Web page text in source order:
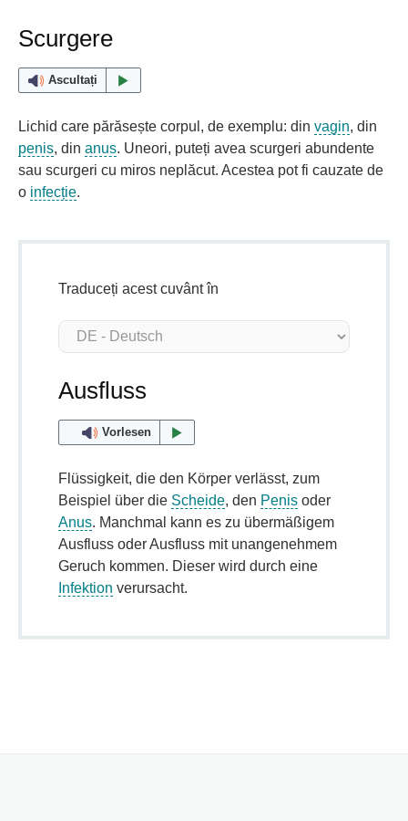
Scurgere
Ascultați
Lichid care părăsește corpul, de exemplu: din vagin, din
penis, din anus. Uneori, puteți avea scurgeri abundente
sau scurgeri cu miros neplăcut. Acestea pot fi cauzate de
o infecție.
Traduceți acest cuvânt în
Ausfluss
Vorlesen
Flüssigkeit, die den Körper verlässt, zum
Beispiel über die Scheide, den Penis oder
Anus. Manchmal kann es zu übermäßigem
Ausfluss oder Ausfluss mit unangenehmem
Geruch kommen. Dieser wird durch eine
Infektion verursacht.